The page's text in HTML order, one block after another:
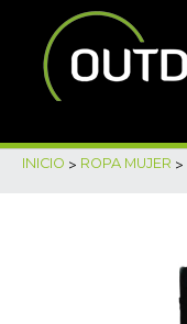
INICIO > ROPA MUJER >